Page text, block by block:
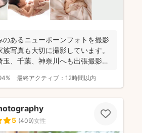
のあるニューボーンフォトを撮影
写真も大切に撮影しています。
、千葉、神奈川へも出張撮影い
最終アクティブ： 12時間以内
5 (409)女性